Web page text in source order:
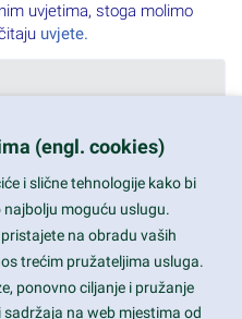
uvjetima, stoga molimo
uvjete.
(engl. cookies)
i slične tehnologije kako bi
moguću uslugu.
na obradu vaših
trećim pružateljima usluga.
ponovno ciljanje i pružanje
na web mjestima od